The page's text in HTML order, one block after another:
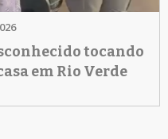
tocando
em Rio Verde